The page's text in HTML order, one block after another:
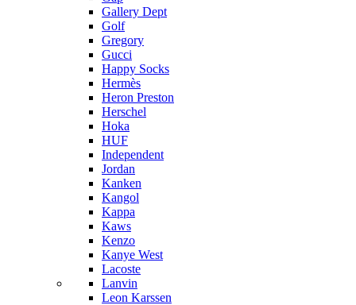
Gallery Dept
Golf
Gregory
Gucci
Happy Socks
Hermès
Heron Preston
Hersсhel
Hoka
HUF
Independent
Jordan
Kanken
Kangol
Kappa
Kaws
Kenzo
Kanye West
Lacoste
Lanvin
Leon Karssen